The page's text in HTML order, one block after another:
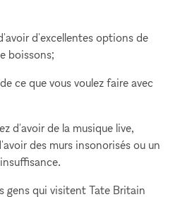
d'excellentes options de
boissons;
ce que vous voulez faire avec
d'avoir de la musique live,
des murs insonorisés ou un
gens qui visitent Tate Britain